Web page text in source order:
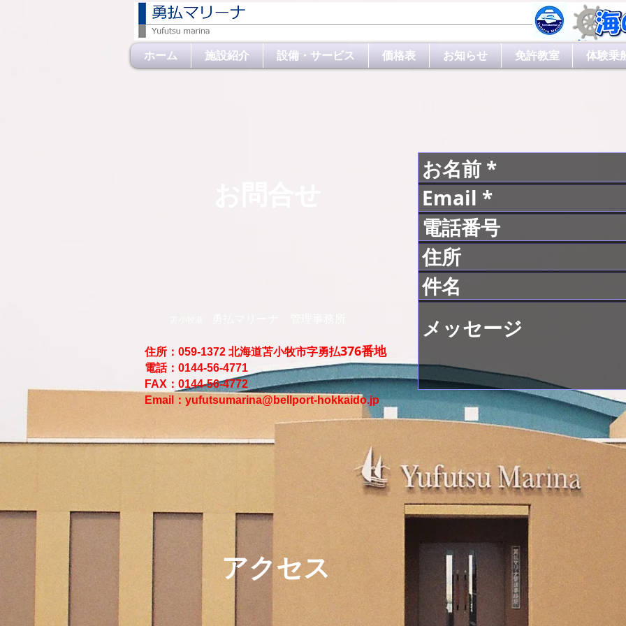
ホーム 施設紹介 設備・サービス 価格表 お知らせ 免許教室 体験乗
住所：059-1372 北海道苫小牧市字勇払376番地
電話：0144-56-4771
FAX：0144-56-4772
Email： yufutsumarina@bellport-hokkaido.jp
アクセス